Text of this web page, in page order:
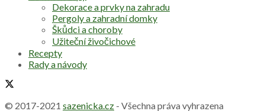
Dekorace a prvky na zahradu
Pergoly a zahradní domky
Škůdci a choroby
Užiteční živočichové
Recepty
Rady a návody
© 2017-2021 sazenicka.cz - Všechna práva vyhrazena